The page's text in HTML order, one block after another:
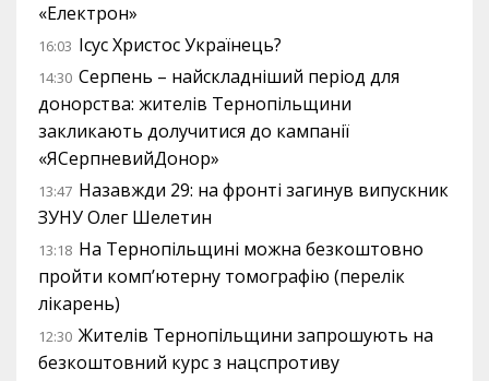
«Електрон»
16:03 Ісус Христос Українець?
14:30 Серпень – найскладніший період для
донорства: жителів Тернопільщини
закликають долучитися до кампанії
«ЯСерпневийДонор»
13:47 Назавжди 29: на фронті загинув випускник
ЗУНУ Олег Шелетин
13:18 На Тернопільщині можна безкоштовно
пройти комп’ютерну томографію (перелік
лікарень)
12:30 Жителів Тернопільщини запрошують на
безкоштовний курс з нацспротиву